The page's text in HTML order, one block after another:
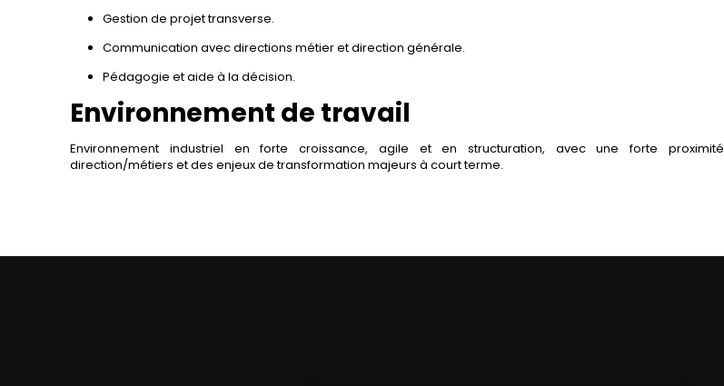
Gestion de projet transverse.
Communication avec directions métier et direction générale.
Pédagogie et aide à la décision.
Environnement de travail
Environnement industriel en forte croissance, agile et en structuration, avec une forte proximité
direction/métiers et des enjeux de transformation majeurs à court terme.